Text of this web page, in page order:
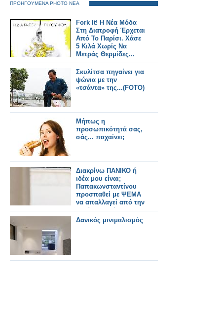
ΠΡΟΗΓΟΥΜΕΝΑ PHOTO ΝΕΑ
Fork It! Η Νέα Μόδα
Στη Διατροφή Έρχεται
Από Το Παρίσι. Χάσε
5 Κιλά Χωρίς Να
Μετράς Θερμίδες...
Σκυλίτσα πηγαίνει για
ψώνια με την
«τσάντα» της...(FOTO)
Mήπως η
προσωπικότητά σας,
σάς... παχαίνει;
Διακρίνω ΠΑΝΙΚΟ ή
ιδέα μου είναι;
Παπακωνσταντίνου
προσπαθεί με ΨΕΜΑ
να απαλλαγεί από την
περίφημη δήλωση
περί "Τιτανικού"
Δανικός μινιμαλισμός